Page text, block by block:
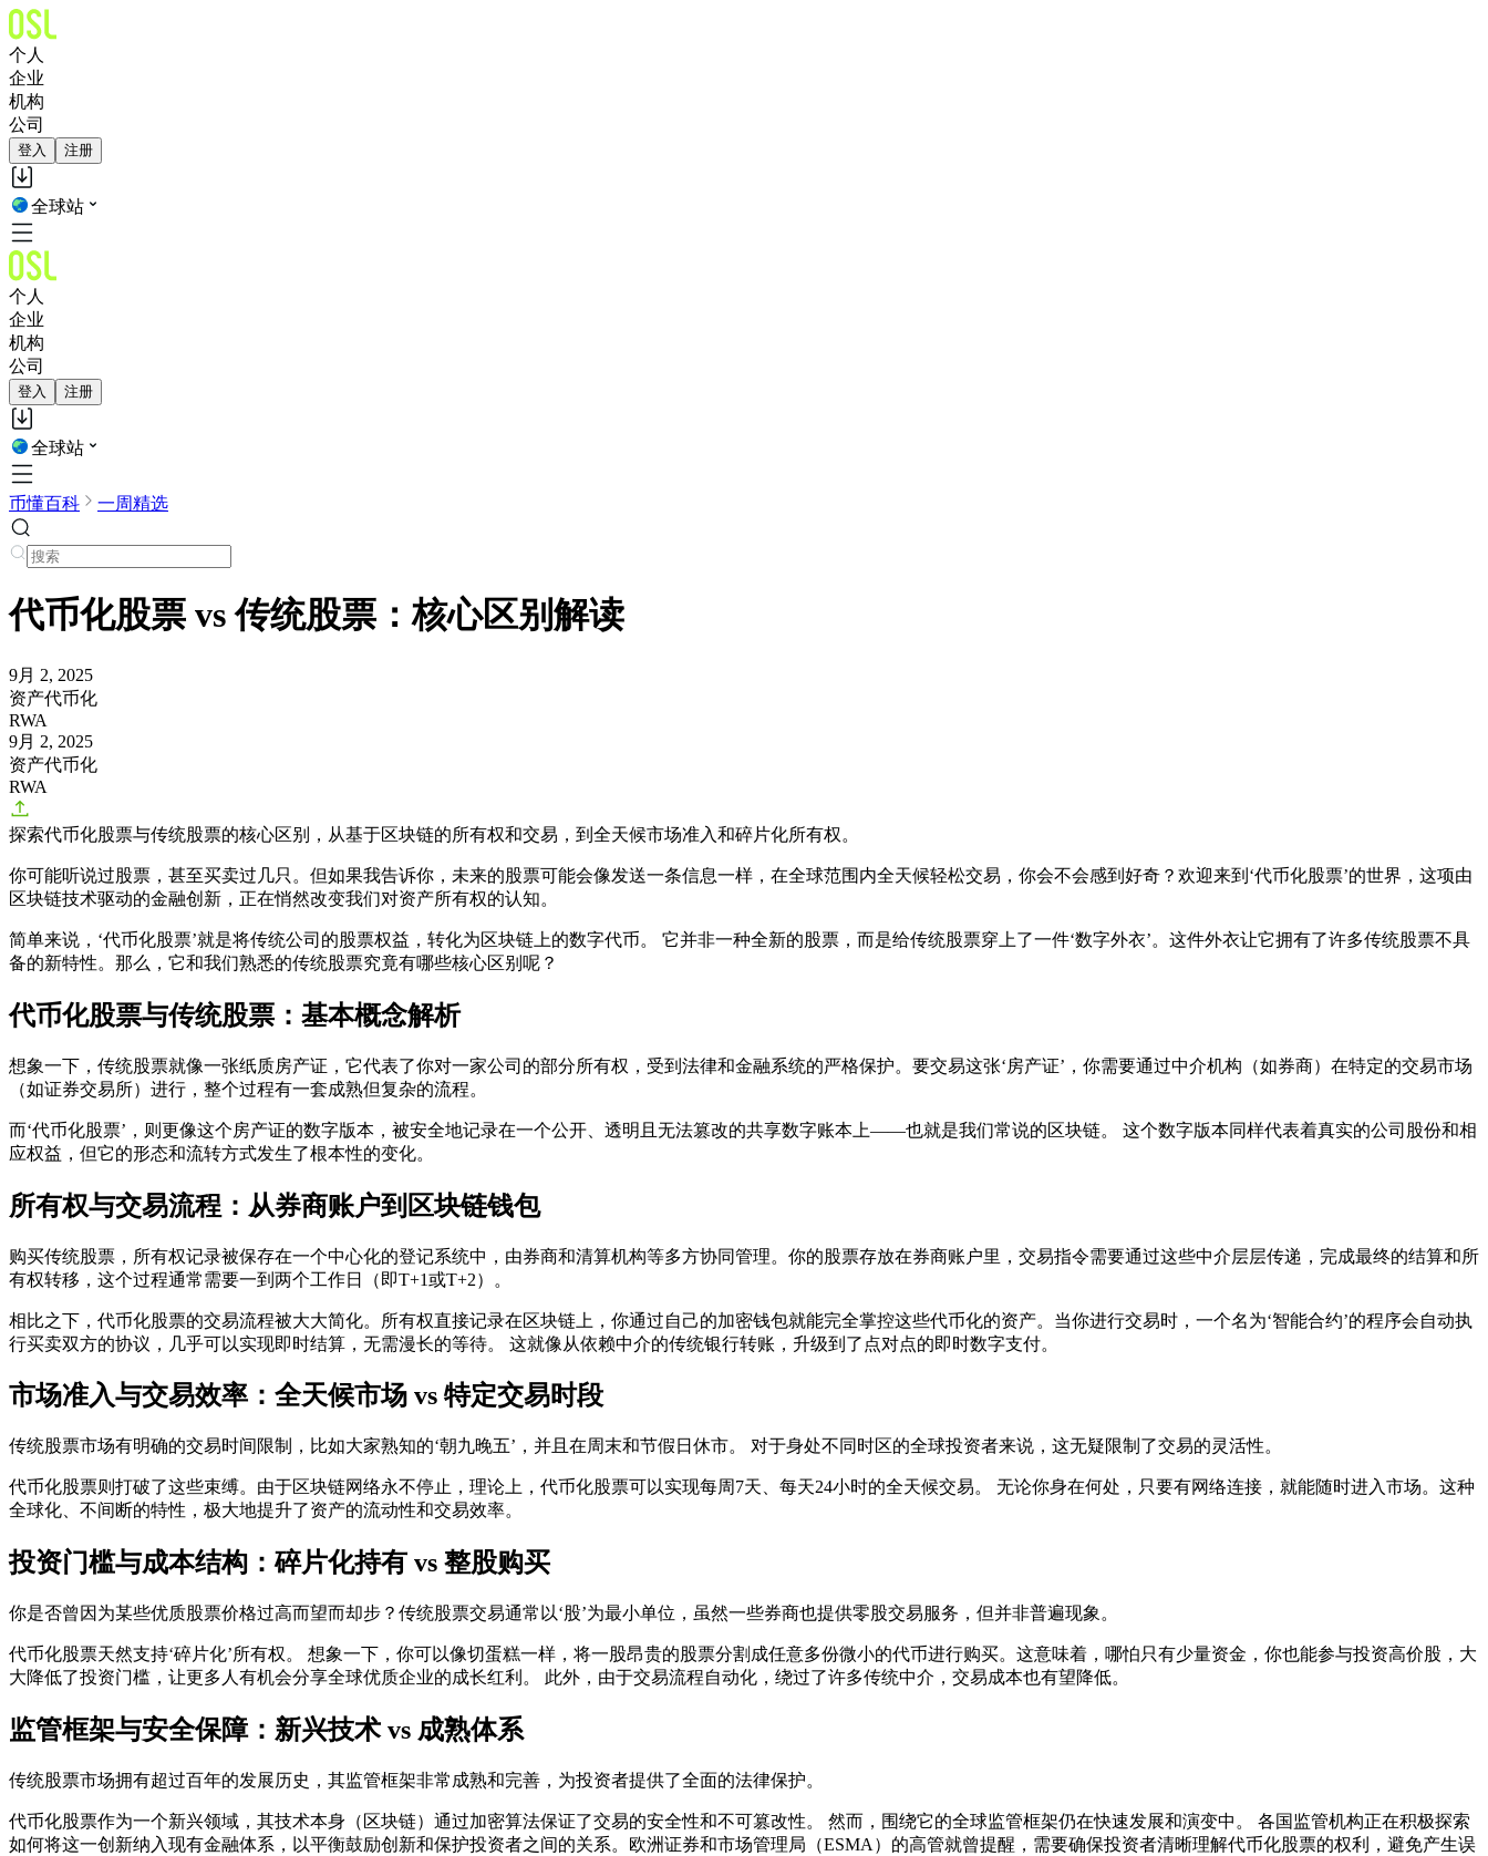
个人
企业
机构
公司
登入 注册
全球站
个人
企业
机构
公司
登入 注册
全球站
币懂百科 一周精选
代币化股票 vs 传统股票：核心区别解读
9月 2, 2025
资产代币化
RWA
9月 2, 2025
资产代币化
RWA
探索代币化股票与传统股票的核心区别，从基于区块链的所有权和交易，到全天候市场准入和碎片化所有权。
你可能听说过股票，甚至买卖过几只。但如果我告诉你，未来的股票可能会像发送一条信息一样，在全球范围内全天候轻松交易，你会不会感到好奇？欢迎来到‘代币化股票’的世界，这项由
区块链技术驱动的金融创新，正在悄然改变我们对资产所有权的认知。
简单来说，‘代币化股票’就是将传统公司的股票权益，转化为区块链上的数字代币。 它并非一种全新的股票，而是给传统股票穿上了一件‘数字外衣’。这件外衣让它拥有了许多传统股票不具
备的新特性。那么，它和我们熟悉的传统股票究竟有哪些核心区别呢？
代币化股票与传统股票：基本概念解析
想象一下，传统股票就像一张纸质房产证，它代表了你对一家公司的部分所有权，受到法律和金融系统的严格保护。要交易这张‘房产证’，你需要通过中介机构（如券商）在特定的交易市场
（如证券交易所）进行，整个过程有一套成熟但复杂的流程。
而‘代币化股票’，则更像这个房产证的数字版本，被安全地记录在一个公开、透明且无法篡改的共享数字账本上——也就是我们常说的区块链。 这个数字版本同样代表着真实的公司股份和相
应权益，但它的形态和流转方式发生了根本性的变化。
所有权与交易流程：从券商账户到区块链钱包
购买传统股票，所有权记录被保存在一个中心化的登记系统中，由券商和清算机构等多方协同管理。你的股票存放在券商账户里，交易指令需要通过这些中介层层传递，完成最终的结算和所
有权转移，这个过程通常需要一到两个工作日（即T+1或T+2）。
相比之下，代币化股票的交易流程被大大简化。所有权直接记录在区块链上，你通过自己的加密钱包就能完全掌控这些代币化的资产。当你进行交易时，一个名为‘智能合约’的程序会自动执
行买卖双方的协议，几乎可以实现即时结算，无需漫长的等待。 这就像从依赖中介的传统银行转账，升级到了点对点的即时数字支付。
市场准入与交易效率：全天候市场 vs 特定交易时段
传统股票市场有明确的交易时间限制，比如大家熟知的‘朝九晚五’，并且在周末和节假日休市。 对于身处不同时区的全球投资者来说，这无疑限制了交易的灵活性。
代币化股票则打破了这些束缚。由于区块链网络永不停止，理论上，代币化股票可以实现每周7天、每天24小时的全天候交易。 无论你身在何处，只要有网络连接，就能随时进入市场。这种
全球化、不间断的特性，极大地提升了资产的流动性和交易效率。
投资门槛与成本结构：碎片化持有 vs 整股购买
你是否曾因为某些优质股票价格过高而望而却步？传统股票交易通常以‘股’为最小单位，虽然一些券商也提供零股交易服务，但并非普遍现象。
代币化股票天然支持‘碎片化’所有权。 想象一下，你可以像切蛋糕一样，将一股昂贵的股票分割成任意多份微小的代币进行购买。这意味着，哪怕只有少量资金，你也能参与投资高价股，大
大降低了投资门槛，让更多人有机会分享全球优质企业的成长红利。 此外，由于交易流程自动化，绕过了许多传统中介，交易成本也有望降低。
监管框架与安全保障：新兴技术 vs 成熟体系
传统股票市场拥有超过百年的发展历史，其监管框架非常成熟和完善，为投资者提供了全面的法律保护。
代币化股票作为一个新兴领域，其技术本身（区块链）通过加密算法保证了交易的安全性和不可篡改性。 然而，围绕它的全球监管框架仍在快速发展和演变中。 各国监管机构正在积极探索
如何将这一创新纳入现有金融体系，以平衡鼓励创新和保护投资者之间的关系。欧洲证券和市场管理局（ESMA）的高管就曾提醒，需要确保投资者清晰理解代币化股票的权利，避免产生误